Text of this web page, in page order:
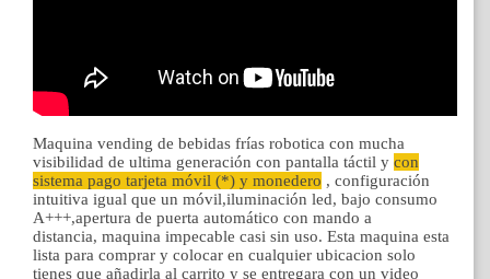
Maquina vending de bebidas frías robotica con mucha
visibilidad de ultima generación con pantalla táctil y con
sistema pago tarjeta móvil (*) y monedero , configuración
intuitiva igual que un móvil,iluminación led, bajo consumo
A+++,apertura de puerta automático con mando a
distancia, maquina impecable casi sin uso. Esta maquina esta
lista para comprar y colocar en cualquier ubicacion solo
tienes que añadirla al carrito y se entregara con un video